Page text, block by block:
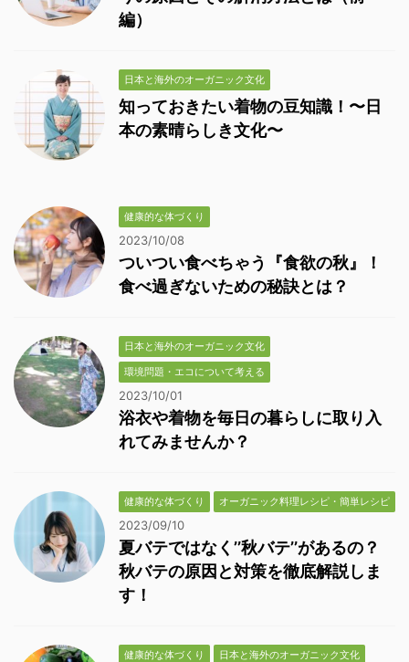
編）
日本と海外のオーガニック文化
知っておきたい着物の豆知識！〜日
本の素晴らしき文化〜
健康的な体づくり
2023/10/08
ついつい食べちゃう『食欲の秋』！
食べ過ぎないための秘訣とは？
日本と海外のオーガニック文化
環境問題・エコについて考える
2023/10/01
浴衣や着物を毎日の暮らしに取り入
れてみませんか？
健康的な体づくり オーガニック料理レシピ・簡単レシピ
2023/09/10
夏バテではなく’’秋バテ’’があるの？
秋バテの原因と対策を徹底解説しま
す！
健康的な体づくり 日本と海外のオーガニック文化